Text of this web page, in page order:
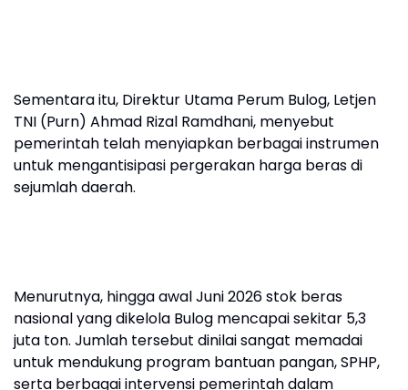
Sementara itu, Direktur Utama Perum Bulog, Letjen
TNI (Purn) Ahmad Rizal Ramdhani, menyebut
pemerintah telah menyiapkan berbagai instrumen
untuk mengantisipasi pergerakan harga beras di
sejumlah daerah.
Menurutnya, hingga awal Juni 2026 stok beras
nasional yang dikelola Bulog mencapai sekitar 5,3
juta ton. Jumlah tersebut dinilai sangat memadai
untuk mendukung program bantuan pangan, SPHP,
serta berbagai intervensi pemerintah dalam